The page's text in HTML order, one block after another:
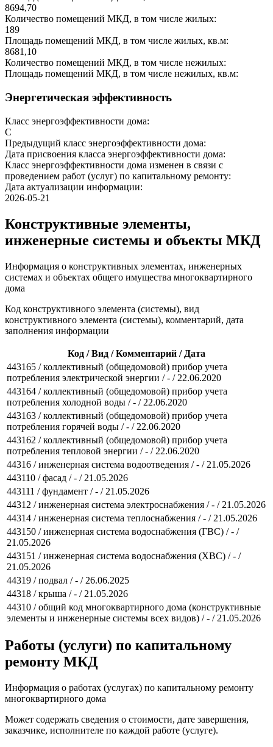
8694,70
Количество помещений МКД, в том числе жилых:
189
Площадь помещений МКД, в том числе жилых, кв.м:
8681,10
Количество помещений МКД, в том числе нежилых:
Площадь помещений МКД, в том числе нежилых, кв.м:
Энергетическая эффективность
Класс энергоэффективности дома:
C
Предыдущий класс энергоэффективности дома:
Дата присвоения класса энергоэффективности дома:
Класс энергоэффективности дома изменен в связи с
проведением работ (услуг) по капитальному ремонту:
Дата актуализации информации:
2026-05-21
Конструктивные элементы,
инженерные системы и объекты МКД
Информация о конструктивных элементах, инженерных
системах и объектах общего имущества многоквартирного
дома
Код конструктивного элемента (системы), вид
конструктивного элемента (системы), комментарий, дата
заполнения информации
Код / Вид / Комментарий / Дата
443165 / коллективный (общедомовой) прибор учета
потребления электрической энергии / - / 22.06.2020
443164 / коллективный (общедомовой) прибор учета
потребления холодной воды / - / 22.06.2020
443163 / коллективный (общедомовой) прибор учета
потребления горячей воды / - / 22.06.2020
443162 / коллективный (общедомовой) прибор учета
потребления тепловой энергии / - / 22.06.2020
44316 / инженерная система водоотведения / - / 21.05.2026
443110 / фасад / - / 21.05.2026
443111 / фундамент / - / 21.05.2026
44312 / инженерная система электроснабжения / - / 21.05.2026
44314 / инженерная система теплоснабжения / - / 21.05.2026
443150 / инженерная система водоснабжения (ГВС) / - /
21.05.2026
443151 / инженерная система водоснабжения (ХВС) / - /
21.05.2026
44319 / подвал / - / 26.06.2025
44318 / крыша / - / 21.05.2026
44310 / общий код многоквартирного дома (конструктивные
элементы и инженерные системы всех видов) / - / 21.05.2026
Работы (услуги) по капитальному
ремонту МКД
Информация о работах (услугах) по капитальному ремонту
многоквартирного дома
Может содержать сведения о стоимости, дате завершения,
заказчике, исполнителе по каждой работе (услуге).